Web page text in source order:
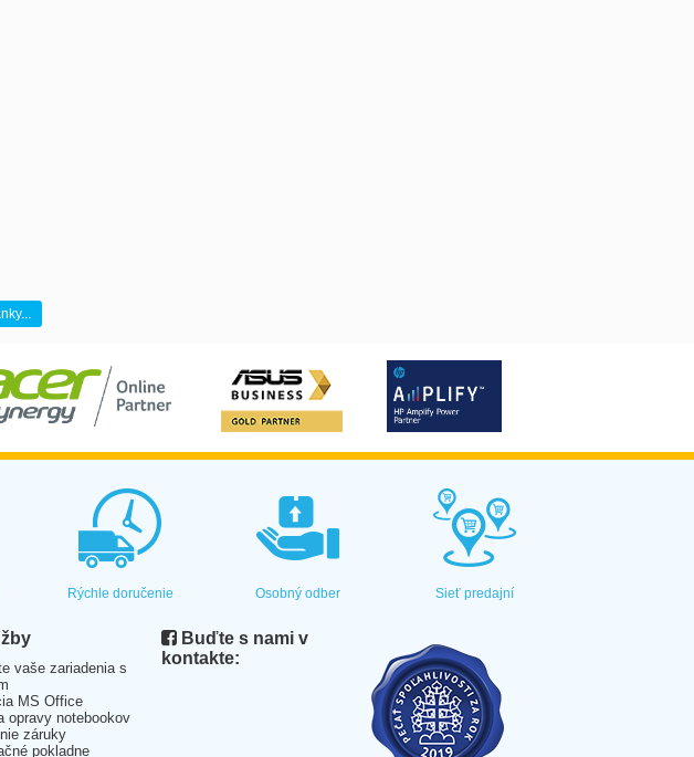
Rýchle doručenie Osobný odber Sieť predajní
vaše zariadenia s
MS Office
opravy notebookov
záruky
pokladne
Buďte s nami v
kontakte: